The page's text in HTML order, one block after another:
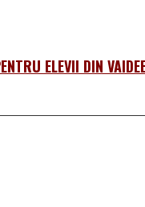
ELEVII DIN